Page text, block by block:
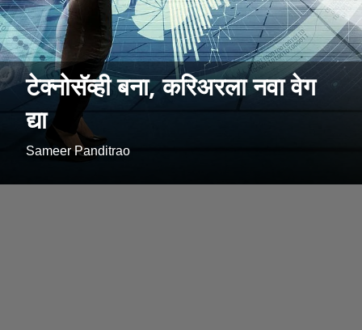
टेक्नोसॅव्ही बना, करिअरला नवा वेग
द्या
Sameer Panditrao